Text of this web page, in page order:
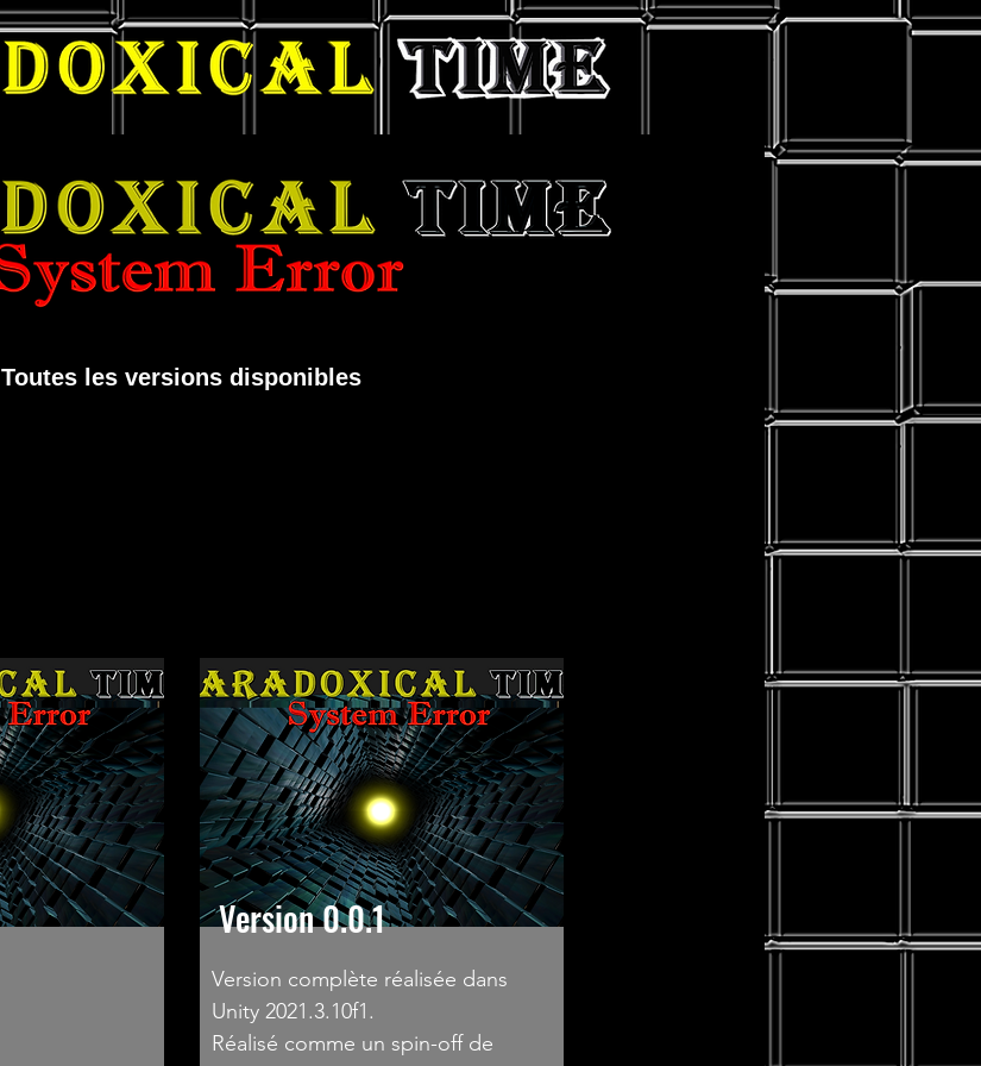
Toutes les versions disponibles
Version 0.0.1
Version complète réalisée dans
Unity 2021.3.10f1.
Réalisé comme un spin-off de